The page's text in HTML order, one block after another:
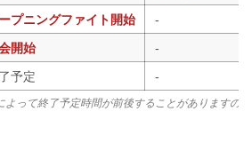
プニングファイト開始
-
開始
-
予定 -
って終了予定時間が前後することがありますの